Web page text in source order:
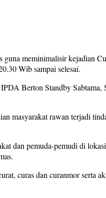
meminimalisir kejadian
Wib sampai selesai.
Berton Standby Sabtama,
masyarakat rawan terjadi
dan pemuda-pemudi di
curas dan curanmor serta